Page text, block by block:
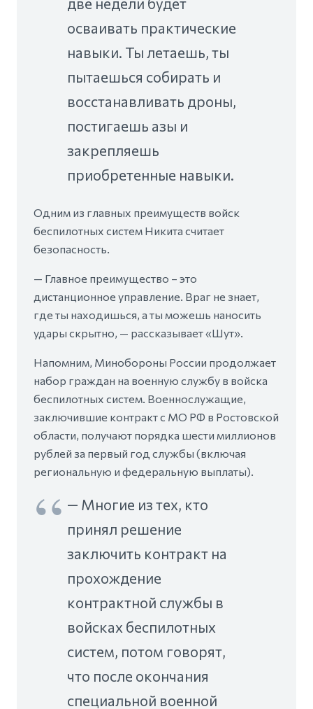
осваивать практические
навыки. Ты летаешь, ты
пытаешься собирать и
восстанавливать дроны,
постигаешь азы и
закрепляешь
приобретенные навыки.
Одним из главных преимуществ войск
беспилотных систем Никита считает
безопасность.
— Главное преимущество – это
дистанционное управление. Враг не знает,
где ты находишься, а ты можешь наносить
удары скрытно, — рассказывает «Шут».
Напомним, Минобороны России продолжает
набор граждан на военную службу в войска
беспилотных систем. Военнослужащие,
заключившие контракт с МО РФ в Ростовской
области, получают порядка шести миллионов
рублей за первый год службы (включая
региональную и федеральную выплаты).
— Многие из тех, кто
принял решение
заключить контракт на
прохождение
контрактной службы в
войсках беспилотных
систем, потом говорят,
что после окончания
специальной военной